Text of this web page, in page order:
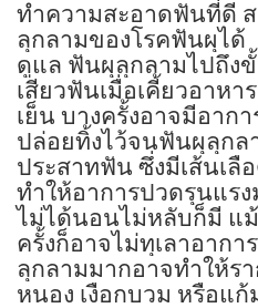
ทำความสะอาดฟันที่ดี
ลุกลามของโรคฟันผุได้
ดูแล ฟันผุลุกลามไปถึง
เสียวฟันเมื่อเคี้ยวอาหา
เย็น บางครั้งอาจมีอาก
ปล่อยทิ้งไว้จนฟันผุลุกล
ประสาทฟัน ซึ่งมีเส้นเลื
ทำให้อาการปวดรุนแร
ไม่ได้นอนไม่หลับก็มี แ
ครั้งก็อาจไม่ทุเลาอากา
ลุกลามมากอาจทำให้ร
หนอง เงือกบวม หรือแ